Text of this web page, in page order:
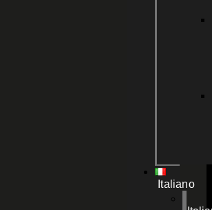
Italiano